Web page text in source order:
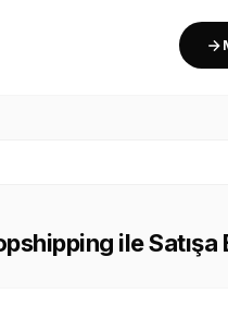
ile Satışa